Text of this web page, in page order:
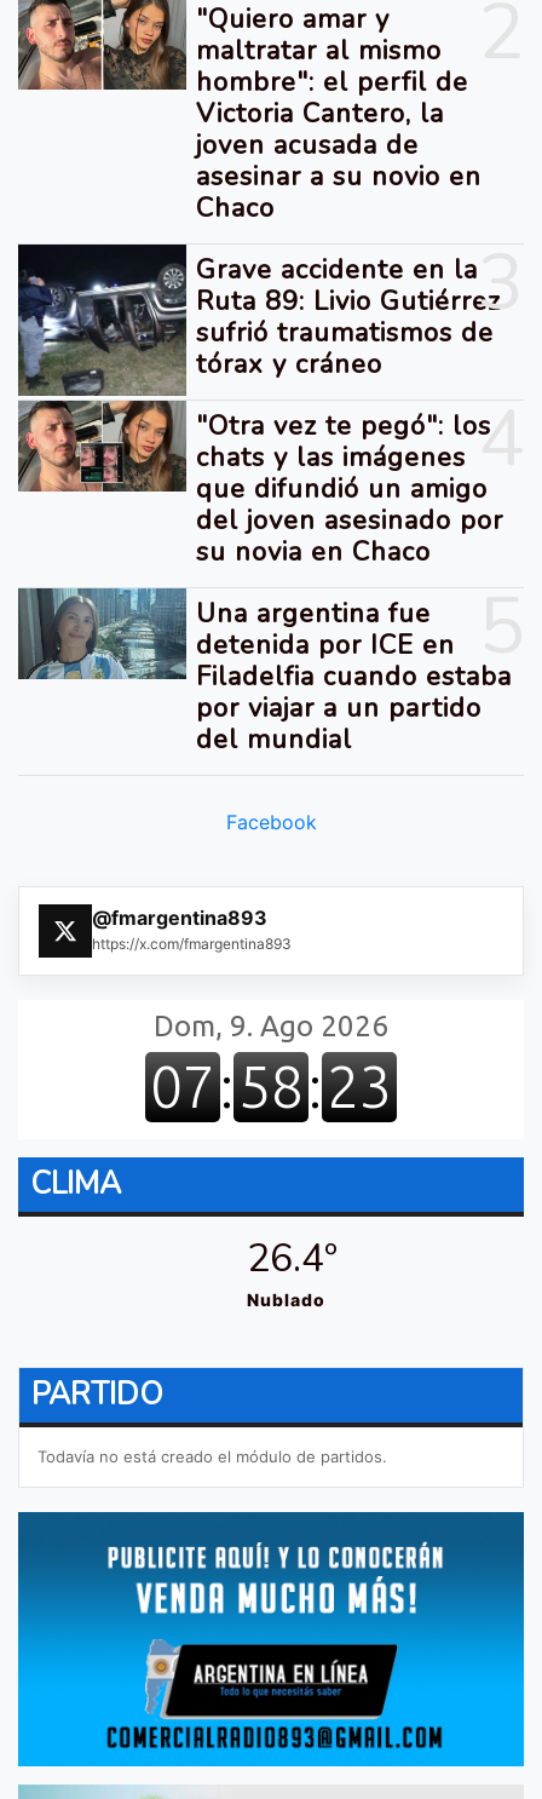
"Quiero amar y
maltratar al mismo
hombre": el perfil de
Victoria Cantero, la
joven acusada de
asesinar a su novio en
Chaco
3
Grave accidente en la
Ruta 89: Livio Gutiérrez
sufrió traumatismos de
tórax y cráneo
4
"Otra vez te pegó": los
chats y las imágenes
que difundió un amigo
del joven asesinado por
su novia en Chaco
Una argentina fue
detenida por ICE en
Filadelfia cuando estaba
por viajar a un partido
del mundial
Facebook
@fmargentina893
https://x.com/fmargentina893
CLIMA
26.4º
Nublado
PARTIDO
Todavía no está creado el módulo de partidos.